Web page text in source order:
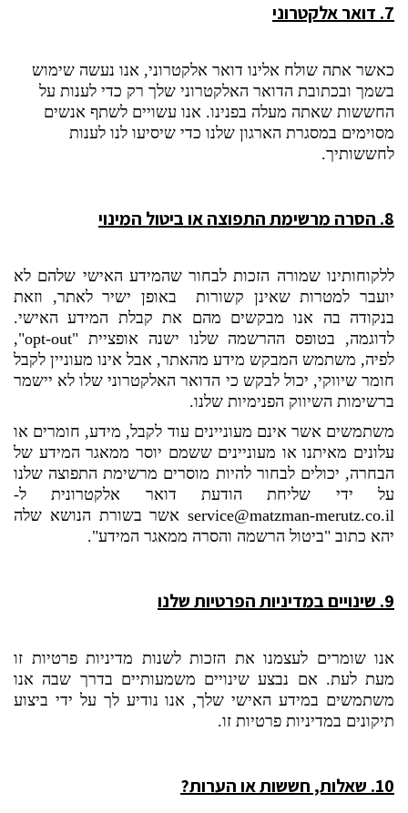
7. דואר אלקטרוני
כאשר אתה שולח אלינו דואר אלקטרוני, אנו נעשה שימוש
בשמך ובכתובת הדואר האלקטרוני שלך רק כדי לענות על
החששות שאתה מעלה בפנינו. אנו עשויים לשתף אנשים
מסוימים במסגרת הארגון שלנו כדי שיסיעו לנו לענות
לחששותיך.
8. הסרה מרשימת התפוצה או ביטול המינוי
ללקוחותינו שמורה הזכות לבחור שהמידע האישי שלהם לא
יועבר למטרות שאינן קשורות באופן ישיר לאתר, וזאת
בנקודה בה אנו מבקשים מהם את קבלת המידע האישי.
לדוגמה, בטופס ההרשמה שלנו ישנה אופציית "opt-out
",
לפיה, משתמש המבקש מידע מהאתר, אבל אינו מעוניין לקבל
חומר שיווקי, יכול לבקש כי הדואר האלקטרוני שלו לא יישמר
ברשימות השיווק הפנימיות שלנו.
משתמשים אשר אינם מעוניינים עוד לקבל, מידע, חומרים או
עלונים מאיתנו או מעוניינים ששמם יוסר ממאגר המידע של
הבחרה, יכולים לבחור להיות מוסרים מרשימת התפוצה שלנו
על ידי שליחת הודעת דואר אלקטרונית ל-
service@matzman-merutz.co.il אשר בשורת הנושא שלה
יהא כתוב "ביטול הרשמה והסרה ממאגר המידע".
9. שינויים במדיניות הפרטיות שלנו
אנו שומרים לעצמנו את הזכות לשנות מדיניות פרטיות זו
מעת לעת. אם נבצע שינויים משמעותיים בדרך שבה אנו
משתמשים במידע האישי שלך, אנו נודיע לך על ידי ביצוע
תיקונים במדיניות פרטיות זו.
10. שאלות, חששות או הערות?